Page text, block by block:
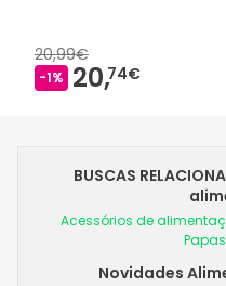
20,99€
-1% 20,74€
BUSCAS
Acessórios de
Novidades